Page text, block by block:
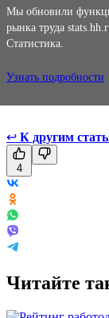
Мы обновили
рынка труда
Cтатистика.
Узнать подробности
↩ К другим
4
Читайте